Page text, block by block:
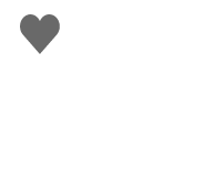
Curtir